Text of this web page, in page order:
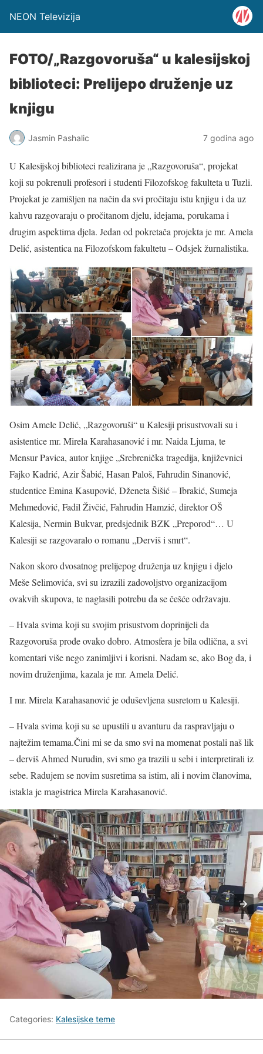
NEON Televizija
FOTO/„Razgovoruša“ u kalesijskoj
biblioteci: Prelijepo druženje uz
knjigu
Jasmin Pashalic 7 godina ago
U Kalesijskoj biblioteci realizirana je „Razgovoruša“, projekat
koji su pokrenuli profesori i studenti Filozofskog fakulteta u Tuzli.
Projekat je zamišljen na način da svi pročitaju istu knjigu i da uz
kahvu razgovaraju o pročitanom djelu, idejama, porukama i
drugim aspektima djela. Jedan od pokretača projekta je mr. Amela
Delić, asistentica na Filozofskom fakultetu – Odsjek žurnalistika.
Osim Amele Delić, „Razgovoruši“ u Kalesiji prisustvovali su i
asistentice mr. Mirela Karahasanović i mr. Naida Ljuma, te
Mensur Pavica, autor knjige „Srebrenička tragedija, književnici
Fajko Kadrić, Azir Šabić, Hasan Paloš, Fahrudin Sinanović,
studentice Emina Kasupović, Dženeta Šišić – Ibrakić, Sumeja
Mehmedović, Fadil Živčić, Fahrudin Hamzić, direktor OŠ
Kalesija, Nermin Bukvar, predsjednik BZK „Preporod“… U
Kalesiji se razgovaralo o romanu „Derviš i smrt“.
Nakon skoro dvosatnog prelijepog druženja uz knjigu i djelo
Meše Selimovića, svi su izrazili zadovoljstvo organizacijom
ovakvih skupova, te naglasili potrebu da se češće održavaju.
– Hvala svima koji su svojim prisustvom doprinijeli da
Razgovoruša prođe ovako dobro. Atmosfera je bila odlična, a svi
komentari više nego zanimljivi i korisni. Nadam se, ako Bog da, i
novim druženjima, kazala je mr. Amela Delić.
I mr. Mirela Karahasanović je oduševljena susretom u Kalesiji.
– Hvala svima koji su se upustili u avanturu da raspravljaju o
najtežim temama.Čini mi se da smo svi na momenat postali naš lik
– derviš Ahmed Nurudin, svi smo ga trazili u sebi i interpretirali iz
sebe. Radujem se novim susretima sa istim, ali i novim članovima,
istakla je magistrica Mirela Karahasanović.
Categories: Kalesijske teme